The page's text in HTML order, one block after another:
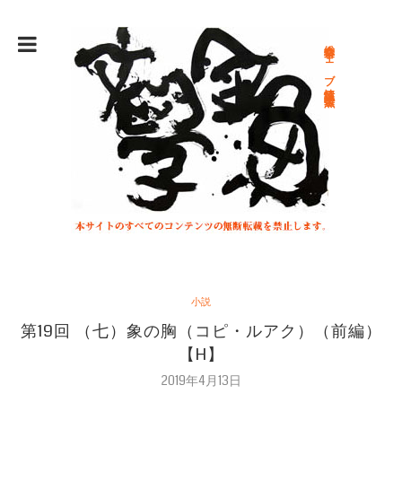
総合文学ウェブ情報誌 文学金魚
小説
第19回 （七）象の胸（コピ・ルアク）（前編）
【H】
2019年4月13日